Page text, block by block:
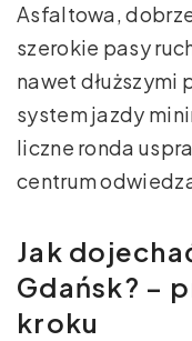
Asfaltowa,
szerokie pasy
nawet dłuższymi
system jazdy
liczne ronda
centrum
Jak
Gdańsk? –
kroku